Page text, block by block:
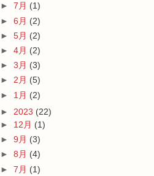
► 7月 (1)
► 6月 (2)
► 5月 (2)
► 4月 (2)
► 3月 (3)
► 2月 (5)
► 1月 (2)
► 2023 (22)
► 12月 (1)
► 9月 (3)
► 8月 (4)
► 7月 (1)